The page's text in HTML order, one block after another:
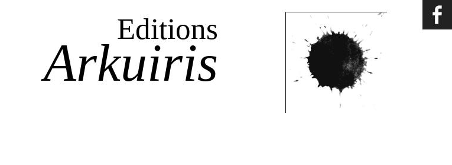
Editions
Arkuiris